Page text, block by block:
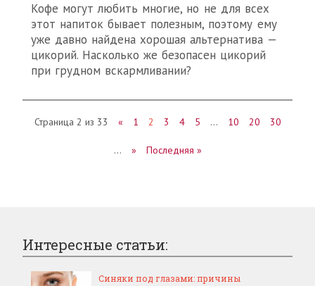
Кофе могут любить многие, но не для всех
этот напиток бывает полезным, поэтому ему
уже давно найдена хорошая альтернатива —
цикорий. Насколько же безопасен цикорий
при грудном вскармливании?
Страница 2 из 33 « 1 2 3 4 5 … 10 20 30
… » Последняя »
Интересные статьи:
Синяки под глазами: причины